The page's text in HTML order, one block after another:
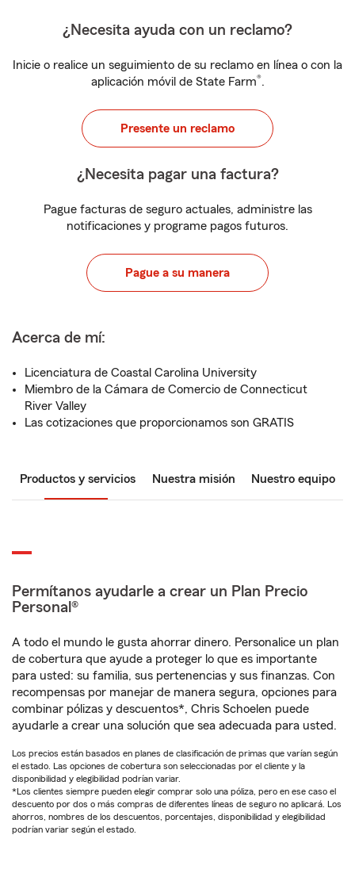
¿Necesita ayuda con un reclamo?
Inicie o realice un seguimiento de su reclamo en línea o con la
aplicación móvil de State Farm®.
Presente un reclamo
¿Necesita pagar una factura?
Pague facturas de seguro actuales, administre las
notificaciones y programe pagos futuros.
Pague a su manera
Acerca de mí:
Licenciatura de Coastal Carolina University
Miembro de la Cámara de Comercio de Connecticut
River Valley
Las cotizaciones que proporcionamos son GRATIS
Productos y servicios Nuestra misión Nuestro equipo
Permítanos ayudarle a crear un Plan Precio
Personal®
A todo el mundo le gusta ahorrar dinero. Personalice un plan
de cobertura que ayude a proteger lo que es importante
para usted: su familia, sus pertenencias y sus finanzas. Con
recompensas por manejar de manera segura, opciones para
combinar pólizas y descuentos*, Chris Schoelen puede
ayudarle a crear una solución que sea adecuada para usted.
Los precios están basados en planes de clasificación de primas que varían según
el estado. Las opciones de cobertura son seleccionadas por el cliente y la
disponibilidad y elegibilidad podrían variar.
*Los clientes siempre pueden elegir comprar solo una póliza, pero en ese caso el
descuento por dos o más compras de diferentes líneas de seguro no aplicará. Los
ahorros, nombres de los descuentos, porcentajes, disponibilidad y elegibilidad
podrían variar según el estado.